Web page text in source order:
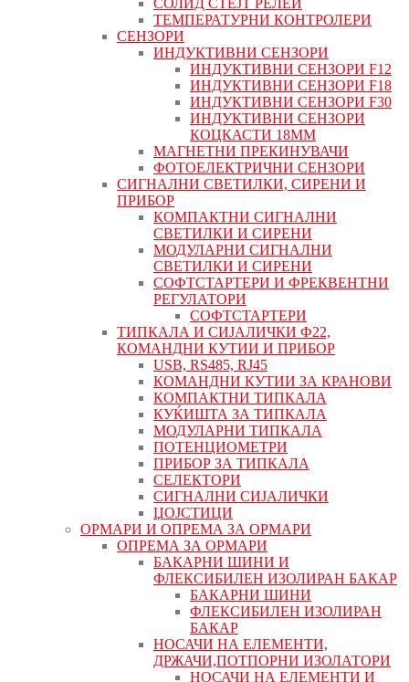
СОЛИД СТЕЈТ РЕЛЕИ
ТЕМПЕРАТУРНИ КОНТРОЛЕРИ
СЕНЗОРИ
ИНДУКТИВНИ СЕНЗОРИ
ИНДУКТИВНИ СЕНЗОРИ F12
ИНДУКТИВНИ СЕНЗОРИ F18
ИНДУКТИВНИ СЕНЗОРИ F30
ИНДУКТИВНИ СЕНЗОРИ
КОЦКАСТИ 18ММ
МАГНЕТНИ ПРЕКИНУВАЧИ
ФОТОЕЛЕКТРИЧНИ СЕНЗОРИ
СИГНАЛНИ СВЕТИЛКИ, СИРЕНИ И
ПРИБОР
КОМПАКТНИ СИГНАЛНИ
СВЕТИЛКИ И СИРЕНИ
МОДУЛАРНИ СИГНАЛНИ
СВЕТИЛКИ И СИРЕНИ
СОФТСТАРТЕРИ И ФРЕКВЕНТНИ
РЕГУЛАТОРИ
СОФТСТАРТЕРИ
ТИПКАЛА И СИЈАЛИЧКИ Ф22,
КОМАНДНИ КУТИИ И ПРИБОР
USB, RS485, RJ45
КОМАНДНИ КУТИИ ЗА КРАНОВИ
КОМПАКТНИ ТИПКАЛА
КУЌИШТА ЗА ТИПКАЛА
МОДУЛАРНИ ТИПКАЛА
ПОТЕНЦИОМЕТРИ
ПРИБОР ЗА ТИПКАЛА
СЕЛЕКТОРИ
СИГНАЛНИ СИЈАЛИЧКИ
ЏОЈСТИЦИ
ОРМАРИ И ОПРЕМА ЗА ОРМАРИ
ОПРЕМА ЗА ОРМАРИ
БАКАРНИ ШИНИ И
ФЛЕКСИБИЛЕН ИЗОЛИРАН БАКАР
БАКАРНИ ШИНИ
ФЛЕКСИБИЛЕН ИЗОЛИРАН
БАКАР
НОСАЧИ НА ЕЛЕМЕНТИ,
ДРЖАЧИ,ПОТПОРНИ ИЗОЛАТОРИ
НОСАЧИ НА ЕЛЕМЕНТИ И